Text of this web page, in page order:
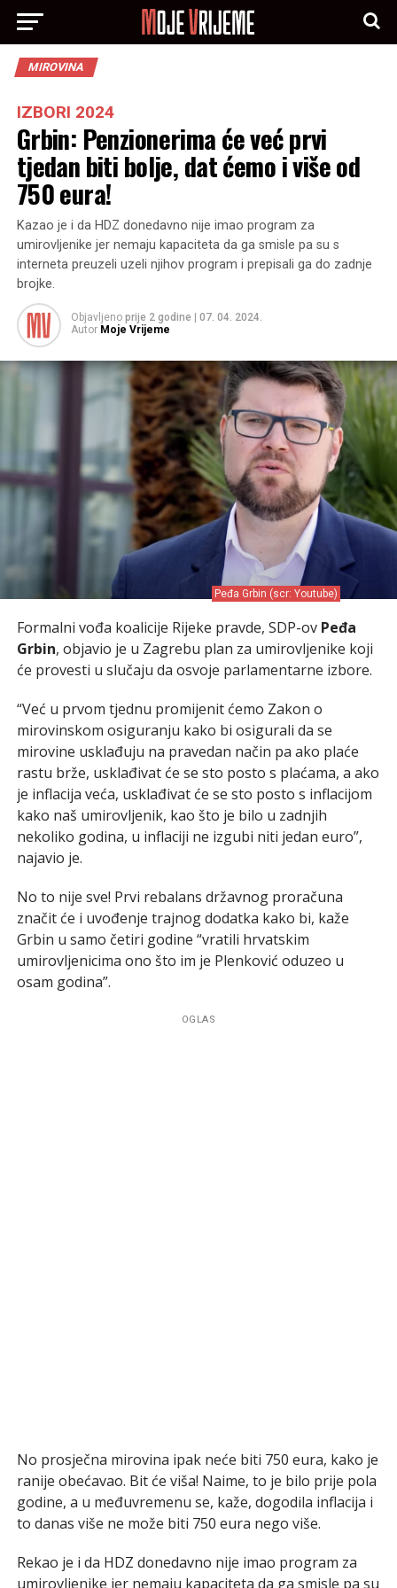
MIROVINA
IZBORI 2024
Grbin: Penzionerima će već prvi
tjedan biti bolje, dat ćemo i više od
750 eura!
Kazao je i da HDZ donedavno nije imao program za
umirovljenike jer nemaju kapaciteta da ga smisle pa su s
interneta preuzeli uzeli njihov program i prepisali ga do zadnje
brojke.
Objavljeno prije 2 godine
07. 04. 2024.
Autor Moje Vrijeme
Peđa Grbin (scr: Youtube)
Formalni vođa koalicije Rijeke pravde, SDP-ov Peđa
Grbin, objavio je u Zagrebu plan za umirovljenike koji
će provesti u slučaju da osvoje parlamentarne izbore.
“Već u prvom tjednu promijenit ćemo Zakon o
mirovinskom osiguranju kako bi osigurali da se
mirovine usklađuju na pravedan način pa ako plaće
rastu brže, usklađivat će se sto posto s plaćama, a ako
je inflacija veća, usklađivat će se sto posto s inflacijom
kako naš umirovljenik, kao što je bilo u zadnjih
nekoliko godina, u inflaciji ne izgubi niti jedan euro”,
najavio je.
No to nije sve! Prvi rebalans državnog proračuna
značit će i uvođenje trajnog dodatka kako bi, kaže
Grbin u samo četiri godine “vratili hrvatskim
umirovljenicima ono što im je Plenković oduzeo u
osam godina”.
OGLAS
No prosječna mirovina ipak neće biti 750 eura, kako je
ranije obećavao. Bit će viša! Naime, to je bilo prije pola
godine, a u međuvremenu se, kaže, dogodila inflacija i
to danas više ne može biti 750 eura nego više.
Rekao je i da HDZ donedavno nije imao program za
umirovljenike jer nemaju kapaciteta da ga smisle pa su